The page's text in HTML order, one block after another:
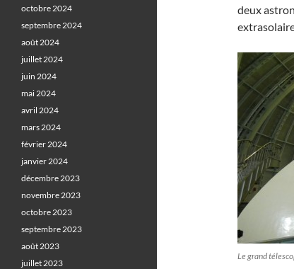
deux
Le grand
octobre 2024
septembre 2024
août 2024
juillet 2024
juin 2024
mai 2024
avril 2024
mars 2024
février 2024
janvier 2024
décembre 2023
novembre 2023
octobre 2023
septembre 2023
août 2023
juillet 2023